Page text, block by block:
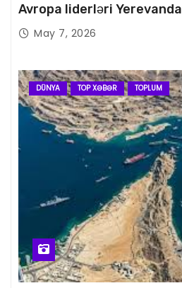
Avropa liderləri Yerevanda
May 7, 2026
DÜNYA TOP XƏBƏR TOPLUM